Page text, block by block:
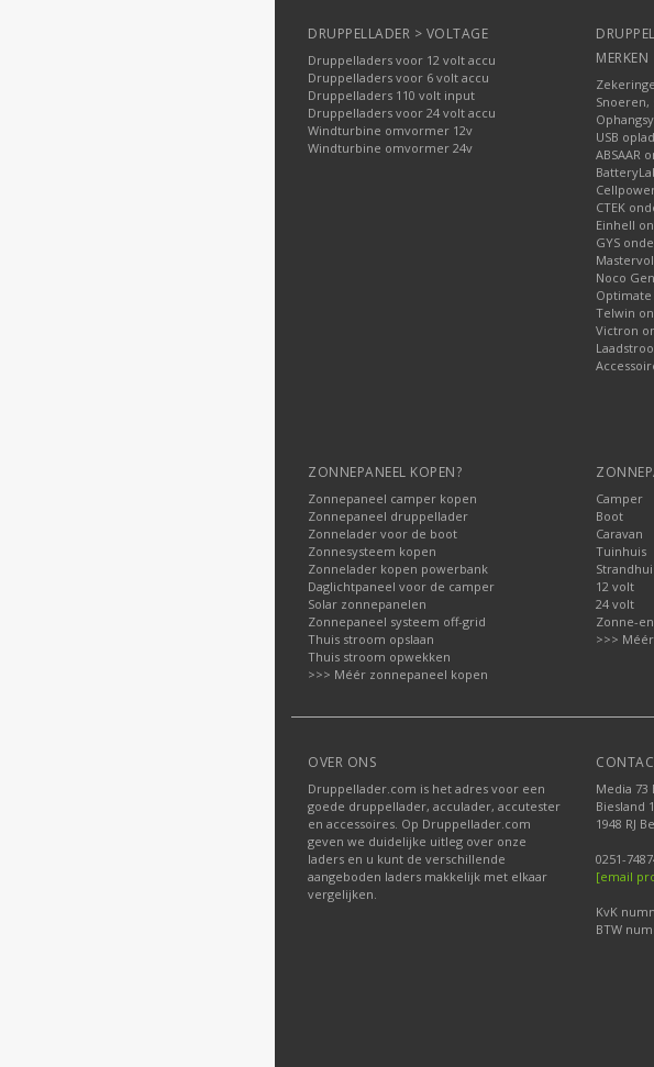
DRUPPELLADER > VOLTAGE
Druppelladers voor 12 volt accu
Druppelladers voor 6 volt accu
Druppelladers 110 volt input
Druppelladers voor 24 volt accu
Windturbine omvormer 12v
Windturbine omvormer 24v
MERKEN
USB
ABSAAR
CTEK
Einhell
GYS
Noco
Telwin
Victron
ZONNEPANEEL KOPEN?
Zonnepaneel camper kopen
Zonnepaneel druppellader
Zonnelader voor de boot
Zonnesysteem kopen
Zonnelader kopen powerbank
Daglichtpaneel voor de camper
Solar zonnepanelen
Zonnepaneel systeem off-grid
Thuis stroom opslaan
Thuis stroom opwekken
>>> Méér zonnepaneel kopen
Camper
Boot
Caravan
Tuinhuis
12 volt
24 volt
Zonne-
>>>
OVER ONS
Druppellader.com is het adres voor een
goede druppellader, acculader, accutester
en accessoires. Op Druppellader.com
geven we duidelijke uitleg over onze
laders en u kunt de verschillende
aangeboden laders makkelijk met elkaar
vergelijken.
Media 73
Biesland
1948 RJ
0251-
[email
KvK
BTW